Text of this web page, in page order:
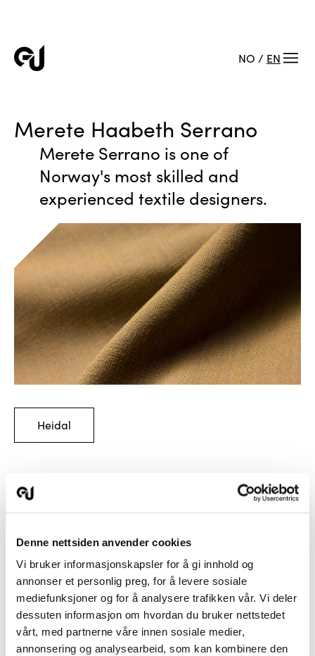
Denne nettsiden anvender cookies
Vi bruker informasjonskapsler for å gi innhold og
annonser et personlig preg, for å levere sosiale
mediefunksjoner og for å analysere trafikken vår. Vi deler
dessuten informasjon om hvordan du bruker nettstedet
vårt, med partnerne våre innen sosiale medier,
annonsering og analysearbeid, som kan kombinere den
NO / EN
Merete Haabeth Serrano
Merete Serrano is one of
Norway's most skilled and
experienced textile designers.
Heidal